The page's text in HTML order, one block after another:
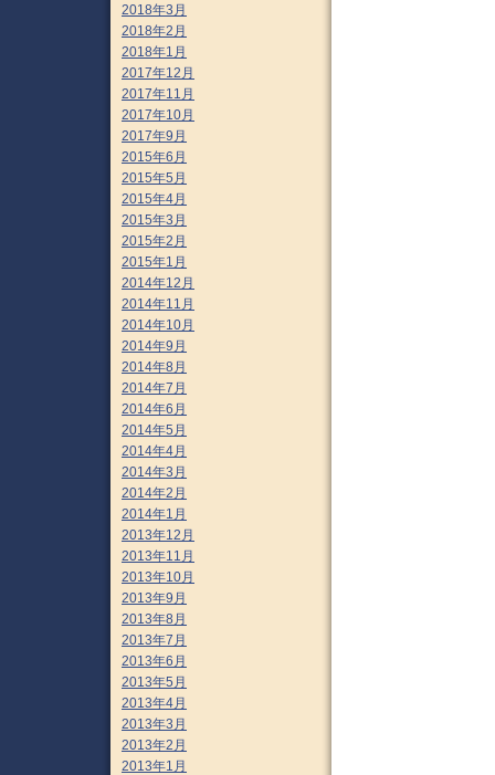
2018年3月
2018年2月
2018年1月
2017年12月
2017年11月
2017年10月
2017年9月
2015年6月
2015年5月
2015年4月
2015年3月
2015年2月
2015年1月
2014年12月
2014年11月
2014年10月
2014年9月
2014年8月
2014年7月
2014年6月
2014年5月
2014年4月
2014年3月
2014年2月
2014年1月
2013年12月
2013年11月
2013年10月
2013年9月
2013年8月
2013年7月
2013年6月
2013年5月
2013年4月
2013年3月
2013年2月
2013年1月